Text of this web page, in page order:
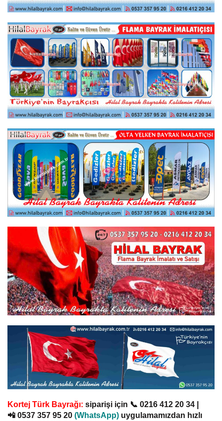
Kortej Türk Bayrağı: siparişi için 📞 0216 412 20 34
📲 0537 357 95 20 (WhatsApp) uygulamamızdan hızlı